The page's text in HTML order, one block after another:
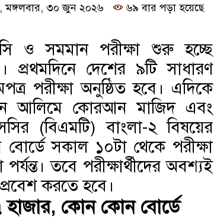
৩০ জুন ২০২৬
৬৯ বার পড়া হয়েছে
ও সমমান পরীক্ষা শুরু হচ্ছে
দেশের ৯টি সাধারণ
পরীক্ষা অনুষ্ঠিত হবে। এদিকে
আলিমে কোরআন মাজিদ এবং
(বিএমটি) বাংলা-২ বিষয়ের
সকাল ১০টা থেকে পরীক্ষা
তবে পরীক্ষার্থীদের অবশ্যই
করতে হবে।
হাজার, কোন কোন বোর্ডে